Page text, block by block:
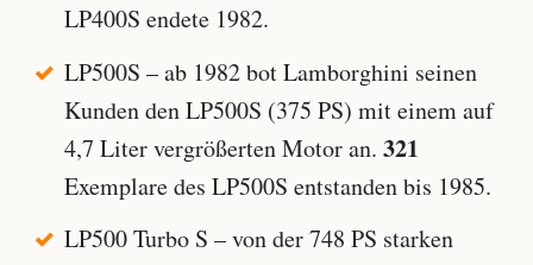
LP400S endete 1982.
LP500S – ab 1982 bot Lamborghini seinen
Kunden den LP500S (375 PS) mit einem auf
4,7 Liter vergrößerten Motor an. 321
Exemplare des LP500S entstanden bis 1985.
LP500 Turbo S – von der 748 PS starken